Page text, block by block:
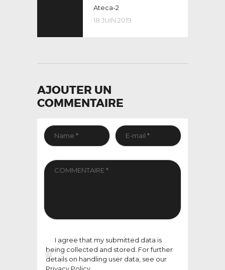
Ateca-2
18 JUIN 2019
AJOUTER UN
COMMENTAIRE
I agree that my submitted data is
being collected and stored. For further
details on handling user data, see our